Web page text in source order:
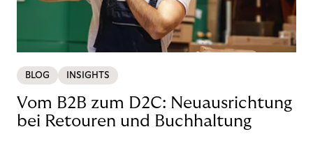
BLOG INSIGHTS
Vom B2B zum D2C: Neuausrichtung
bei Retouren und Buchhaltung